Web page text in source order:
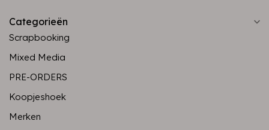
Categorieën
Scrapbooking
Mixed Media
PRE-ORDERS
Koopjeshoek
Merken